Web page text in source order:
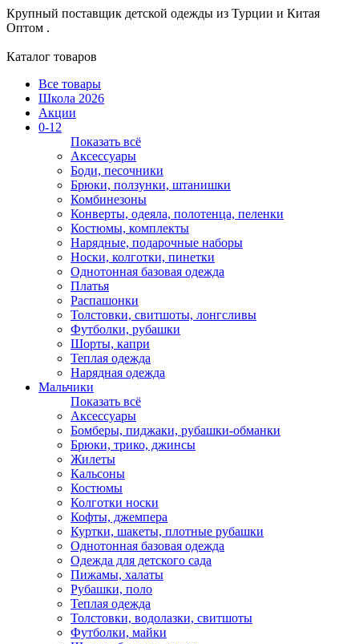
Крупный поставщик детской одежды из Турции и Китая
Оптом .
Каталог товаров
Все товары
Школа 2026
Акции
0-12
Показать всё
Аксессуары
Боди, песочники
Брюки, ползунки, штанишки
Комбинезоны
Конверты, одеяла, полотенца, пеленки
Костюмы, комплекты
Нарядные, подарочные наборы
Носки, колготки, пинетки
Однотонная базовая одежда
Платья
Распашонки
Толстовки, свитшоты, лонгсливы
Футболки, рубашки
Шорты, капри
Теплая одежда
Нарядная одежда
Мальчики
Показать всё
Аксессуары
Бомберы, пиджаки, рубашки-обманки
Брюки, трико, джинсы
Жилеты
Кальсоны
Костюмы
Колготки носки
Кофты, джемпера
Куртки, шакеты, плотные рубашки
Однотонная базовая одежда
Одежда для детского сада
Пижамы, халаты
Рубашки, поло
Теплая одежда
Толстовки, водолазки, свитшоты
Футболки, майки